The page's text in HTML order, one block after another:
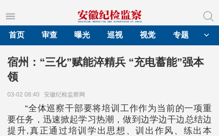
首页
审查 曝光 巡视 视觉 专题
宿州：“三化”赋能淬精兵 “充电蓄能”强本
领
03-02 08:40 安徽纪检监察网
“全体巡察干部要将培训工作作为当前的一项重
要任务，迅速掀起学习热潮，做到边学边干边总结边
提升,真正通过培训学出思想、训出作风、练出本